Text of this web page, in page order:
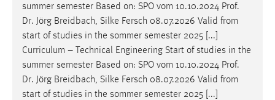
summer semester Based on: SPO vom 10.10.2024 Prof.
Dr. Jörg Breidbach, Silke Fersch 08.07.2026 Valid from
start of studies in the sommer semester 2025 [...]
Curriculum – Technical Engineering Start of studies in the
summer semester Based on: SPO vom 10.10.2024 Prof.
Dr. Jörg Breidbach, Silke Fersch 08.07.2026 Valid from
start of studies in the sommer semester 2025 [...]